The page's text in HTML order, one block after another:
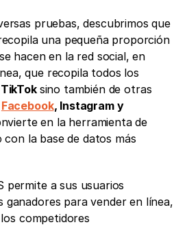
pruebas, descubrimos que
una pequeña proporción
hacen en la red social, en
que recopila todos los
TikTok sino también de otras
Facebook, Instagram y
en la herramienta de
la base de datos más
permite a sus usuarios
para vender en línea,
competidores